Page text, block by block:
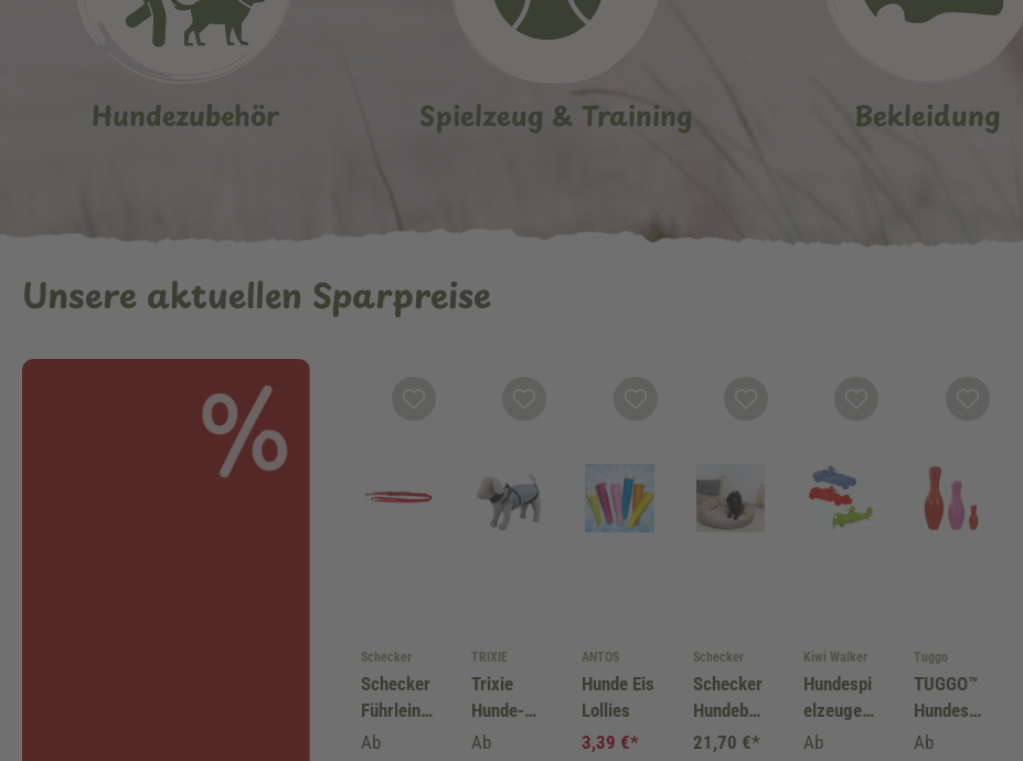
Hundezubehör Spielzeug & Training Bekleidung
Unsere aktuellen Sparpreise
Schecker
Schecker
Führleine
rot mit
Ab
TRIXIE
Trixie
Hunde-
Geschirr
Ab
ANTOS
Hunde Eis
Lollies
3,39 €*
Schecker
Schecker
Hundebett
Bensersie
21,70 €*
Kiwi Walker
Hundespi
elzeuge
Kiwi
Ab
Tuggo
TUGGO™
Hundespi
elzeuge
Ab